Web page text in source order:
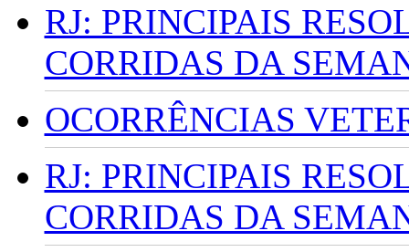
RJ: PRINCIPAIS
CORRIDAS DA
OCORRÊNCIAS
RJ: PRINCIPAIS
CORRIDAS DA